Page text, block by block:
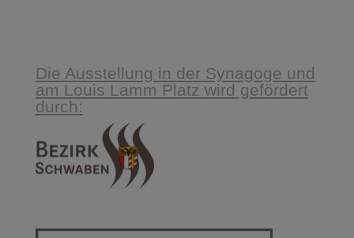
Die Ausstellung in der Synagoge und
am Louis Lamm Platz wird gefördert
durch: